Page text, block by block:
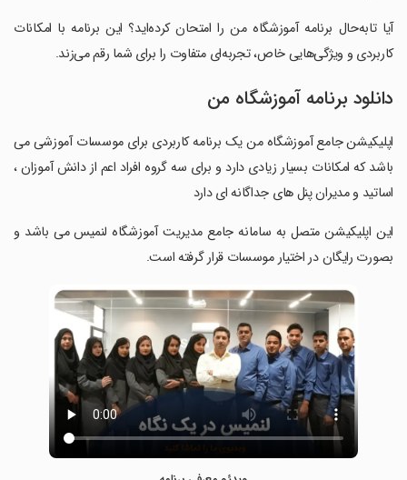
آیا تابه‌حال برنامه آموزشگاه من را امتحان کرده‌اید؟ این برنامه با امکانات
کاربردی و ویژگی‌هایی خاص، تجربه‌ای متفاوت را برای شما رقم می‌زند.
دانلود برنامه آموزشگاه من
اپلیکیشن جامع آموزشگاه من یک برنامه کاربردی برای موسسات آموزشی می
باشد که امکانات بسیار زیادی دارد و برای سه گروه افراد اعم از دانش آموزان ،
اساتید و مدیران پنل های جداگانه ای دارد
‏این اپلیکیشن متصل به سامانه جامع مدیریت آموزشگاه لنمیس می باشد و
بصورت رایگان در اختیار موسسات قرار گرفته است.